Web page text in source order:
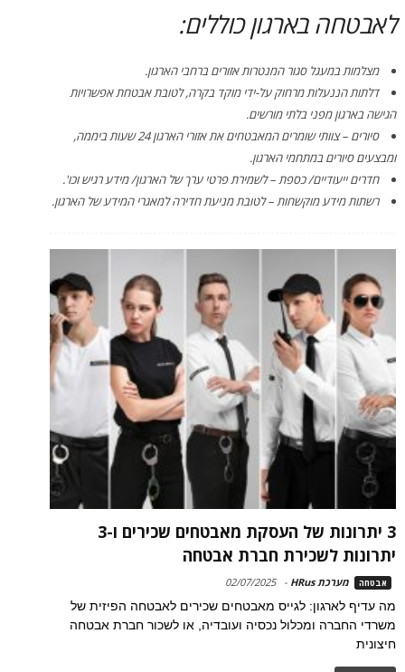
לאבטחה בארגון כוללים:
מצלמות במעגל סגור המנטרות אזורים ברחבי הארגון.
דלתות הננעלות מרחוק על-ידי מוקד בקרה, לטובת אבטחת אפשרויות
הגישה בארגון מפני בלתי מורשים.
סיורים – צוותי שומרים המאבטחים את אזורי הארגון 24 שעות ביממה,
ומבצעים סיורים במתחמי הארגון.
חדרים ייעודיים/ כספת – לשמירת פרטי ערך של הארגון/ מידע רגיש וכו'.
רשתות מידע מוקשחות – לטובת מניעת חדירה למאגרי המידע של הארגון.
3 יתרונות של העסקת מאבטחים שכירים ו-3
יתרונות לשכירת חברת אבטחה
אבטחה מערכת HRus -
02/07/2025
מה עדיף לארגון: לגייס מאבטחים שכירים לאבטחה הפיזית של
משרדי החברה ומכלול נכסיה ועובדיה, או לשכור חברת אבטחה
חיצונית